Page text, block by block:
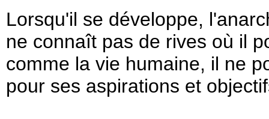
Lorsqu'il se développe,
ne connaît pas de rives où il
comme la vie humaine, il ne
pour ses aspirations et